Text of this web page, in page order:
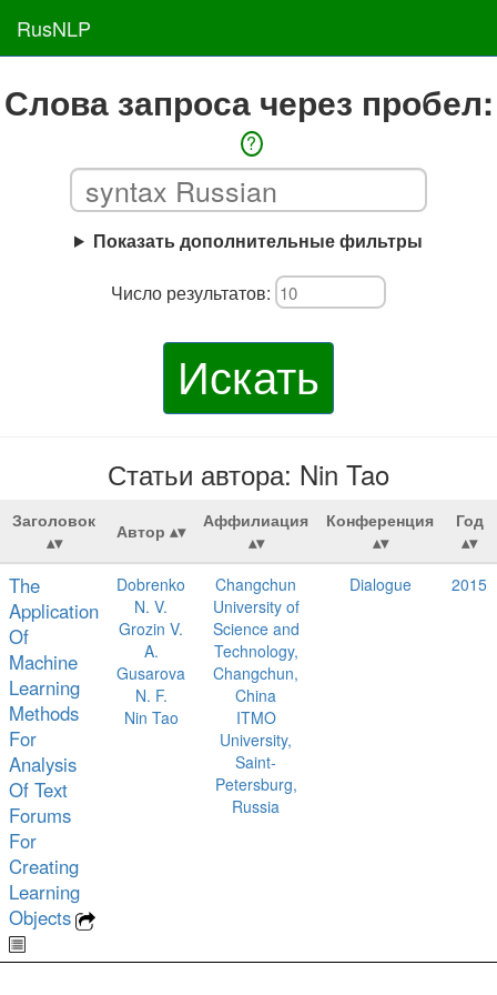
RusNLP
Слова запроса через пробел:
?
Показать дополнительные фильтры
Число результатов:
Искать
Статьи автора: Nin Tao
Заголовок Автор Аффилиация Конференция Год
The
Application
Of
Machine
Learning
Methods
For
Analysis
Of Text
Forums
For
Creating
Learning
Objects
Dobrenko
N. V.
Grozin V.
A.
Gusarova
N. F.
Nin Tao
Changchun
University of
Science and
Technology,
Changchun,
China
ITMO
University,
Saint-
Petersburg,
Russia
Dialogue 2015